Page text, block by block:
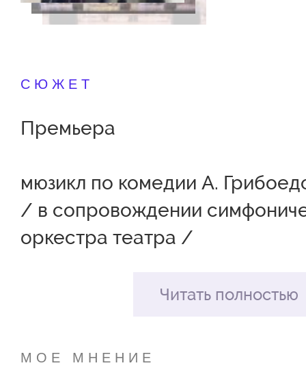
СЮЖЕТ
Премьера
мюзикл по комедии А.
/ в сопровождении
оркестра театра /
Продолжительность – 2 часа
Читать полностью
МОЕ МНЕНИЕ